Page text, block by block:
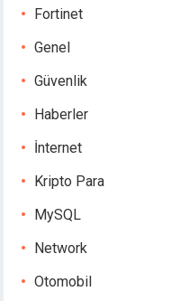
Fortinet
Genel
Güvenlik
Haberler
İnternet
Kripto Para
MySQL
Network
Otomobil